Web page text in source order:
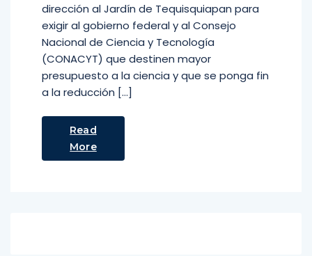
dirección al Jardín de Tequisquiapan para
exigir al gobierno federal y al Consejo
Nacional de Ciencia y Tecnología
(CONACYT) que destinen mayor
presupuesto a la ciencia y que se ponga fin
a la reducción […]
Read
More